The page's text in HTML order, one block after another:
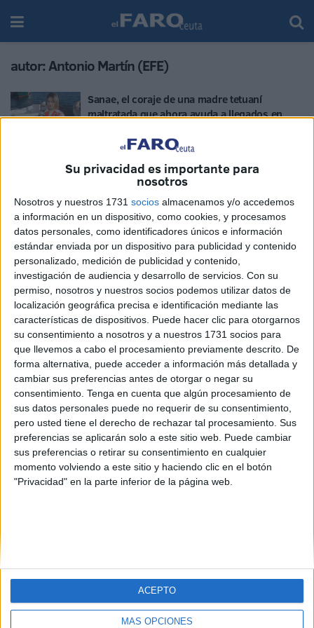
Su privacidad es importante para
nosotros
Nosotros y nuestros 1731 socios almacenamos y/o accedemos
a información en un dispositivo, como cookies, y procesamos
datos personales, como identificadores únicos e información
estándar enviada por un dispositivo para publicidad y contenido
personalizado, medición de publicidad y contenido,
investigación de audiencia y desarrollo de servicios. Con su
permiso, nosotros y nuestros socios podemos utilizar datos de
localización geográfica precisa e identificación mediante las
características de dispositivos. Puede hacer clic para otorgarnos
su consentimiento a nosotros y a nuestros 1731 socios para
que llevemos a cabo el procesamiento previamente descrito. De
forma alternativa, puede acceder a información más detallada y
cambiar sus preferencias antes de otorgar o negar su
consentimiento. Tenga en cuenta que algún procesamiento de
sus datos personales puede no requerir de su consentimiento,
pero usted tiene el derecho de rechazar tal procesamiento. Sus
preferencias se aplicarán solo a este sitio web. Puede cambiar
sus preferencias o retirar su consentimiento en cualquier
momento volviendo a este sitio y haciendo clic en el botón
"Privacidad" en la parte inferior de la página web.
MÁS OPCIONES
ACEPTO
autor:Antonio Martín (EFE)
Sanae, el coraje de una madre tetuaní
maltratada que ahora ayuda a llegados en
ANTONIO MARTÍN (EFE)